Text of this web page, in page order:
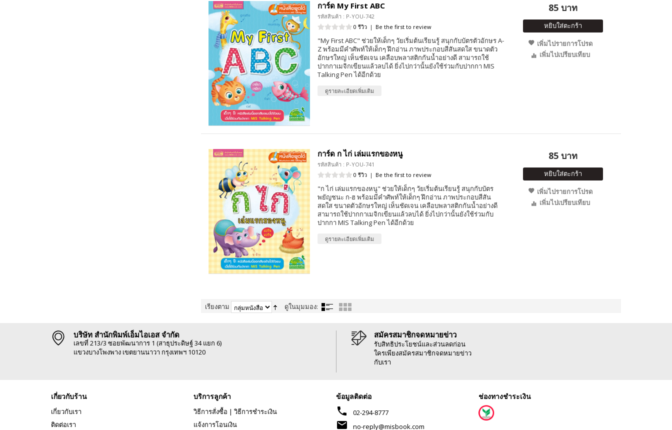
การ์ด My First ABC
รหัสสินค้า : P-YOU-742
0 รีวิว | Be the first to review
"My First ABC" ช่วยให้เด็กๆ วัยเริ่มต้นเรียนรู้ สนุกกับบัตรตัวอักษร A-
Z พร้อมมีคำศัพท์ให้เด็กๆ ฝึกอ่าน ภาพประกอบสีสันสดใส ขนาดตัว
อักษรใหญ่ เห็นชัดเจน เคลือบพลาสติกกันน้ำอย่างดี สามารถใช้
ปากกาเมจิกเขียนแล้วลบได้ ยิ่งไปกว่านั้นยังใช้ร่วมกับปากกา MIS
Talking Pen ได้อีกด้วย
ดูรายละเอียดเพิ่มเติม
85 บาท
หยิบใส่ตะกร้า
เพิ่มไปรายการโปรด
เพิ่มไปเปรียบเทียบ
การ์ด ก ไก่ เล่มแรกของหนู
รหัสสินค้า : P-YOU-741
0 รีวิว | Be the first to review
"ก ไก่ เล่มแรกของหนู" ช่วยให้เด็กๆ วัยเริ่มต้นเรียนรู้ สนุกกับบัตร
พยัญชนะ ก-ฮ พร้อมมีคำศัพท์ให้เด็กๆ ฝึกอ่าน ภาพประกอบสีสัน
สดใส ขนาดตัวอักษรใหญ่ เห็นชัดเจน เคลือบพลาสติกกันน้ำอย่างดี
สามารถใช้ปากกาเมจิกเขียนแล้วลบได้ ยิ่งไปกว่านั้นยังใช้ร่วมกับ
ปากกา MIS Talking Pen ได้อีกด้วย
ดูรายละเอียดเพิ่มเติม
85 บาท
หยิบใส่ตะกร้า
เพิ่มไปรายการโปรด
เพิ่มไปเปรียบเทียบ
เรียงตาม ดูในมุมมอง:
บริษัท สำนักพิมพ์เอ็มไอเอส จำกัด
เลขที่ 213/3 ซอยพัฒนาการ 1 (สาธุประดิษฐ์ 34 แยก 6)
แขวงบางโพงพาง เขตยานนาวา กรุงเทพฯ 10120
สมัครสมาชิกจดหมายข่าว
รับสิทธิประโยชน์และส่วนลดก่อน
ใครเพียงสมัครสมาชิกจดหมายข่าว
กับเรา
เกี่ยวกับร้าน
เกี่ยวกับเรา
ติดต่อเรา
บริการลูกค้า
วิธีการสั่งซื้อ | วิธีการชำระเงิน
แจ้งการโอนเงิน
ข้อมูลติดต่อ
phone 02-294-8777
mail no-reply@misbook.com
ช่องทางชำระเงิน